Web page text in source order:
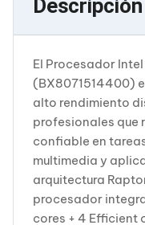
Discos Duros / SSD /
Accesorios para
Discos Duros
Discos Duros para
Discos Duros para
Discos Duros para
Accesorios para SSD
Gabinetes para SSD
Almacenamiento MSA
Discos Duros
Discos Duros
Monitores
El Procesador
(BX8071514400)
alto rendimiento
profesionales que
confiable en
multimedia y
arquitectura
procesador
cores + 4 Efficient